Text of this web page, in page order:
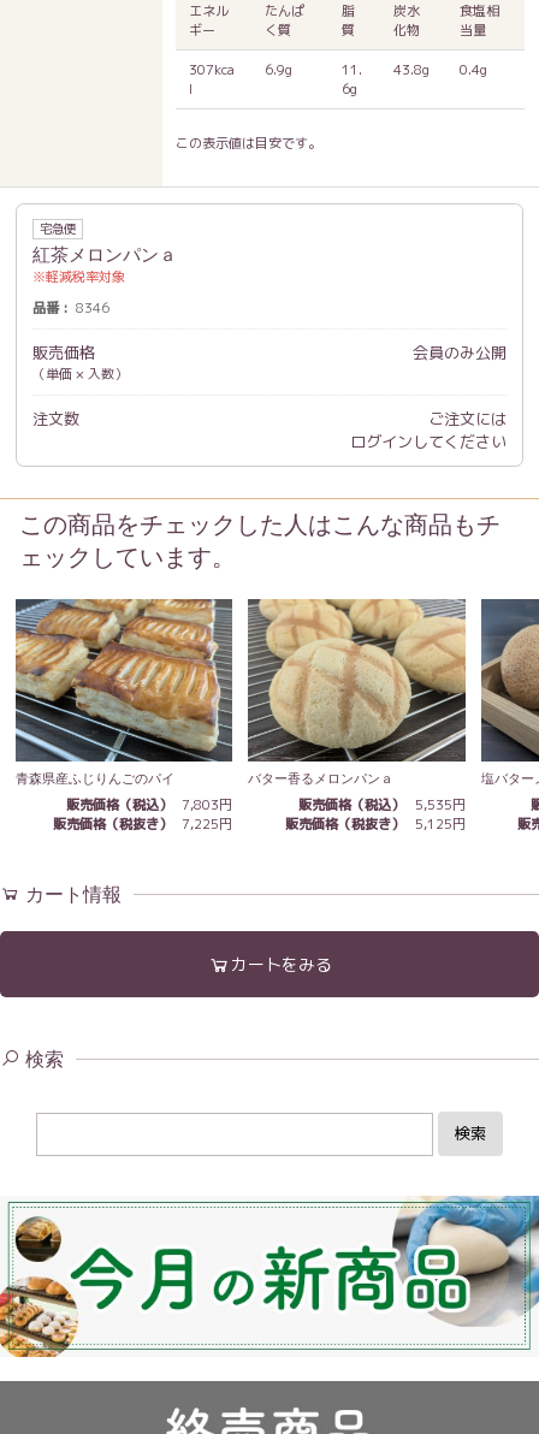
エネル
ギー
たんぱ
く質
脂
質
炭水
化物
食塩相
当量
307kca
l
6.9g
11.
6g
43.8g 0.4g
この表示値は目安です。
宅急便
紅茶メロンパンａ
軽減税率対象
品番
8346
販売価格
（単価 × 入数）
会員のみ公開
注文数
ご注文には
ログイン してください
この商品をチェックした人はこんな商品もチ
ェックしています。
青森県産ふじりんごのパイ
販売価格（税込）
7,803円
販売価格（税抜き）
7,225円
バター香るメロンパンａ
販売価格（税込）
5,535円
販売価格（税抜き）
5,125円
塩バター
販
カート情報
カートをみる
検索
検索